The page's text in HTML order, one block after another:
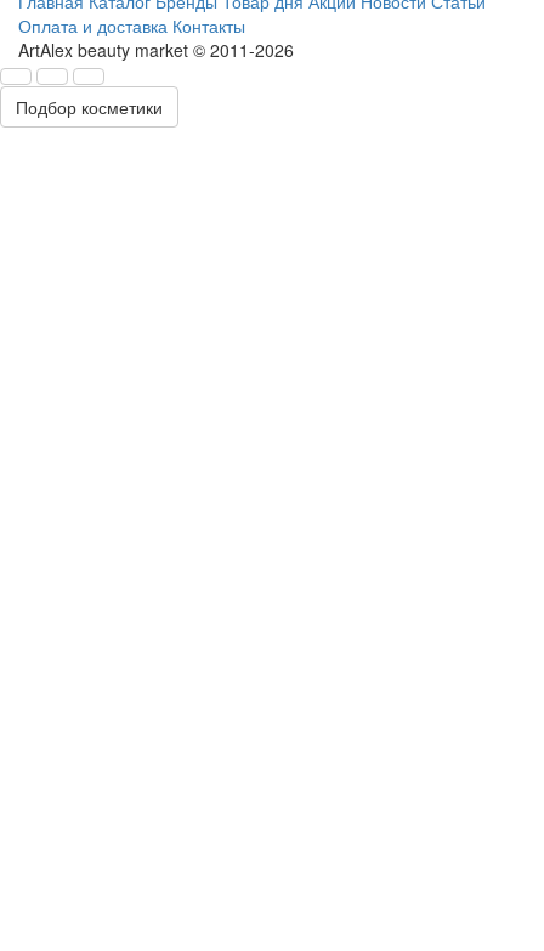
Оплата и доставка Контакты
ArtAlex beauty market © 2011-2026
Подбор косметики